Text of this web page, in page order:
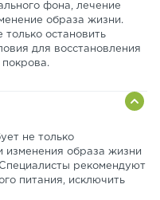
фона, лечение
образа жизни.
только остановить
для восстановления
покрова.
не только
изменения образа жизни
рекомендуют
питания, исключить